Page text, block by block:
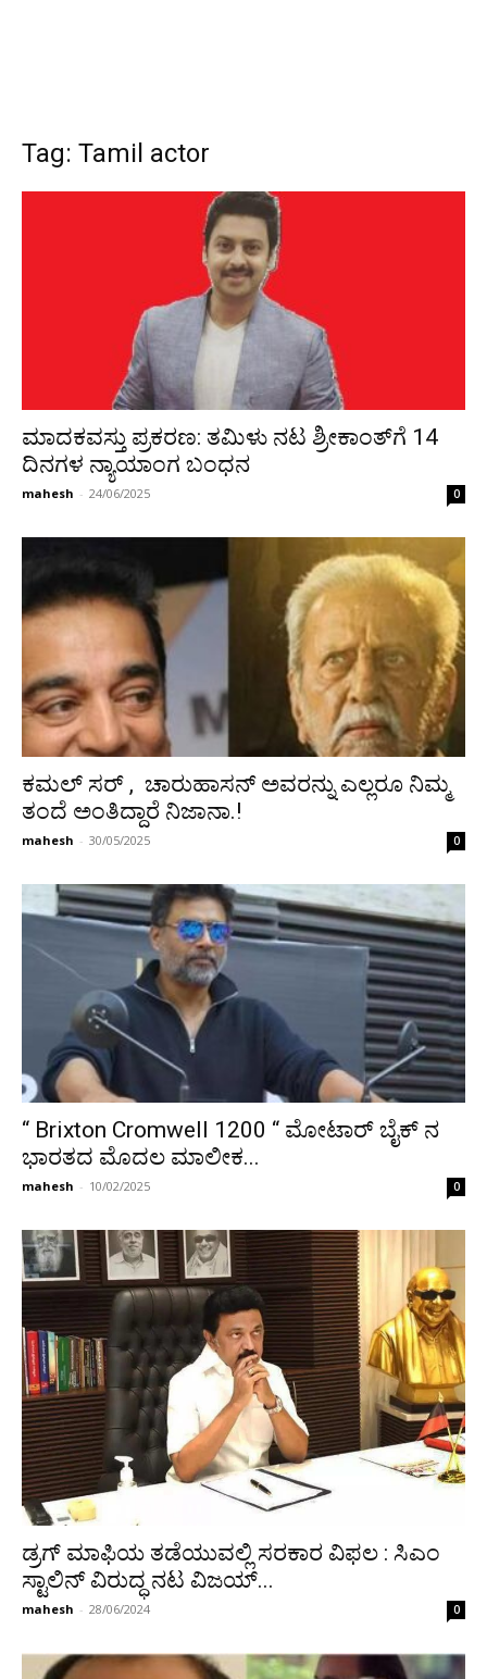
Tag: Tamil actor
ಮಾದಕವಸ್ತು ಪ್ರಕರಣ: ತಮಿಳು ನಟ ಶ್ರೀಕಾಂತ್‌ಗೆ 14
ದಿನಗಳ ನ್ಯಾಯಾಂಗ ಬಂಧನ
mahesh - 24/06/2025 0
ಕಮಲ್ ಸರ್ , ಚಾರುಹಾಸನ್ ಅವರನ್ನು ಎಲ್ಲರೂ ನಿಮ್ಮ
ತಂದೆ ಅಂತಿದ್ದಾರೆ ನಿಜಾನಾ.!
mahesh - 30/05/2025 0
“ Brixton Cromwell 1200 “ ಮೋಟಾರ್‌ ಬೈಕ್‌ ನ
ಭಾರತದ ಮೊದಲ ಮಾಲೀಕ...
mahesh - 10/02/2025 0
ಡ್ರಗ್‌ ಮಾಫಿಯ ತಡೆಯುವಲ್ಲಿ ಸರಕಾರ ವಿಫಲ : ಸಿಎಂ
ಸ್ಟಾಲಿನ್ ವಿರುದ್ಧ ನಟ ವಿಜಯ್...
mahesh - 28/06/2024 0